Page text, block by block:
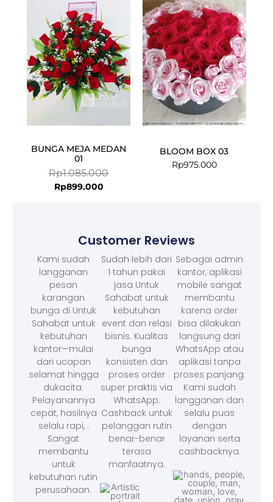
BUNGA MEJA MEDAN
01
Rp1.085.000
Rp1.085.000.
Rp899.000
Rp899.000.
BLOOM BOX 03
Rp975.000
Customer Reviews
Kami sudah
langganan
pesan
karangan
bunga di Untuk
Sahabat untuk
kebutuhan
kantor—mulai
dari ucapan
selamat hingga
dukacita.
Pelayanannya
cepat, hasilnya
selalu rapi, .
Sangat
membantu
untuk
kebutuhan rutin
perusahaan.
Sudah lebih dari
1 tahun pakai
jasa Untuk
Sahabat untuk
kebutuhan
event dan relasi
bisnis. Kualitas
bunga
konsisten dan
proses order
super praktis via
WhatsApp.
Cashback untuk
pelanggan rutin
benar-benar
terasa
manfaatnya.
Sebagai admin
kantor, aplikasi
mobile sangat
membantu
karena order
bisa dilakukan
langsung dari
WhatsApp atau
aplikasi tanpa
proses panjang.
Kami sudah
langganan dan
selalu puas
dengan
layanan serta
cashbacknya.